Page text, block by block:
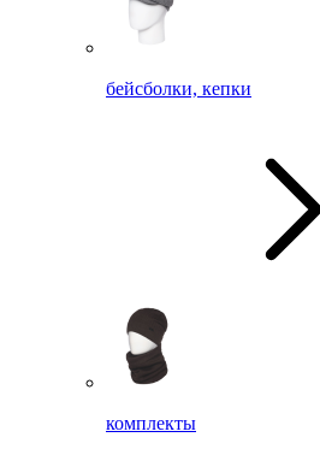
бейсболки, кепки
комплекты